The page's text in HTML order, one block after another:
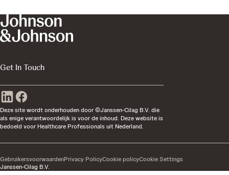
Get In Touch
Deze site wordt onderhouden door ©Janssen-Cilag B.V. die
als enige verantwoordelijk is voor de inhoud. Deze website is
bedoeld voor Healthcare Professionals uit Nederland.
Janssen-Cilag B.V.
GebruikersvoorwaardenPrivacy PolicyCookie policyCookie Settings